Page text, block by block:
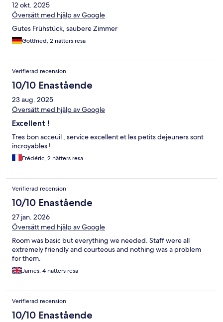
12 okt. 2025
Översätt med hjälp av Google
Gutes Frühstück, saubere Zimmer
Gottfried, 2 nätters resa
Verifierad recension
10/10 Enastående
23 aug. 2025
Översätt med hjälp av Google
Excellent !
Tres bon acceuil , service excellent et les petits dejeuners sont
incroyables !
Frédéric, 2 nätters resa
Verifierad recension
10/10 Enastående
27 jan. 2026
Översätt med hjälp av Google
Room was basic but everything we needed. Staff were all
extremely friendly and courteous and nothing was a problem
for them.
James, 4 nätters resa
Verifierad recension
10/10 Enastående